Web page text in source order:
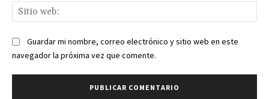
Guardar mi nombre, correo electrónico y sitio web en este
navegador la próxima vez que comente.